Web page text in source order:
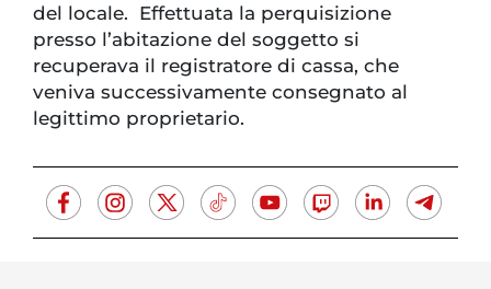
del locale. Effettuata la perquisizione
presso l’abitazione del soggetto si
recuperava il registratore di cassa, che
veniva successivamente consegnato al
legittimo proprietario.